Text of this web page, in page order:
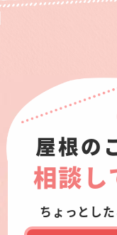
屋根の
相談し
ちょっとし